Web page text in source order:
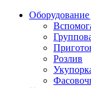
Оборудование
Розлив